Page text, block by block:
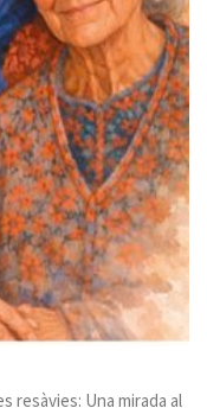
resàvies: Una mirada al